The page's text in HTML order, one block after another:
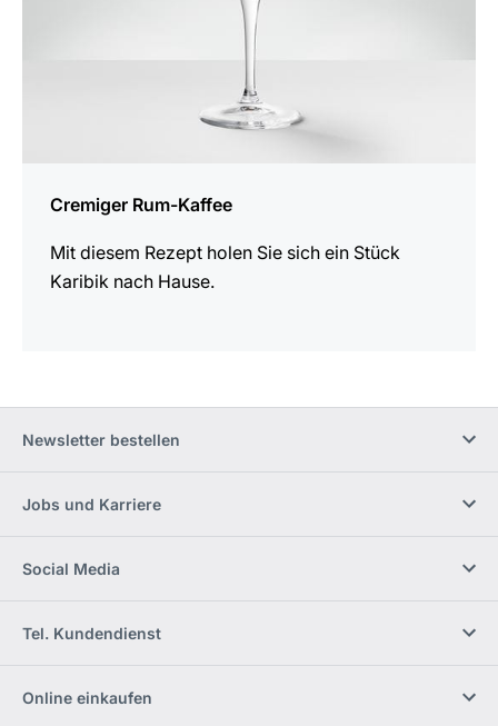
Cremiger Rum-Kaffee
Mit diesem Rezept holen Sie sich ein Stück
Karibik nach Hause.
Newsletter bestellen
Jobs und Karriere
Social Media
Tel. Kundendienst
Online einkaufen